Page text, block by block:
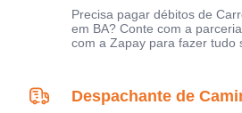
Precisa pagar débitos de
em BA? Conte com a
com a Zapay para fazer tudo
Despachante de